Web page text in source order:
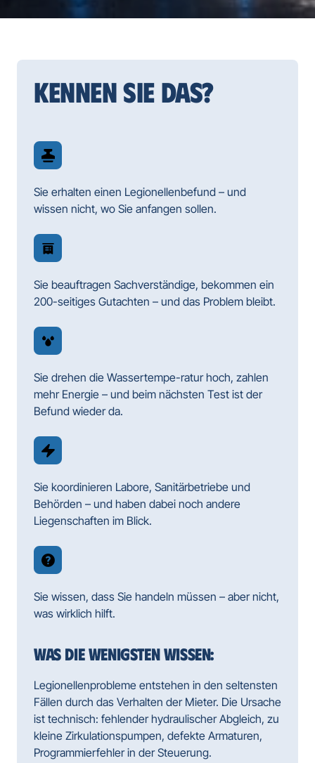
KENNEN SIE DAS?
Sie erhalten einen Legionellenbefund – und
wissen nicht, wo Sie anfangen sollen.
Sie beauftragen Sachverständige, bekommen ein
200-seitiges Gutachten – und das Problem bleibt.
Sie drehen die Wassertempe-ratur hoch, zahlen
mehr Energie – und beim nächsten Test ist der
Befund wieder da.
Sie koordinieren Labore, Sanitärbetriebe und
Behörden – und haben dabei noch andere
Liegenschaften im Blick.
Sie wissen, dass Sie handeln müssen – aber nicht,
was wirklich hilft.
WAS DIE WENIGSTEN WISSEN:
Legionellenprobleme entstehen in den seltensten
Fällen durch das Verhalten der Mieter. Die Ursache
ist technisch: fehlender hydraulischer Abgleich, zu
kleine Zirkulationspumpen, defekte Armaturen,
Programmierfehler in der Steuerung.